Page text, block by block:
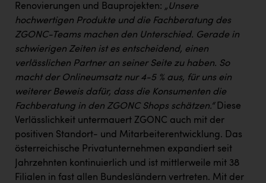
SCRI - Salzburg Cancer Research Institute
SCHMACHTL GmbH
Schwingshandl - automation technology gmbh
Seher + Partner
Smurfit Westrock Nettingsdorf
TCL
TGW Logistics
TRAILOMAT & Cycling Austria
Renovierungen und Bauprojekten: „Unsere
hochwertigen Produkte und die Fachberatung des
ZGONC-Teams machen den Unterschied. Gerade in
schwierigen Zeiten ist es entscheidend, einen
verlässlichen Partner an seiner Seite zu haben. So
macht der Onlineumsatz nur 4-5 % aus, für uns ein
weiterer Beweis dafür, dass die Konsumenten die
Fachberatung in den ZGONC Shops schätzen.“Diese
Verlässlichkeit untermauert ZGONC auch mit der
positiven Standort- und Mitarbeiterentwicklung. Das
österreichische Privatunternehmen expandiert seit
Jahrzehnten kontinuierlich und ist mittlerweile mit 38
Filialen in fast allen Bundesländern vertreten. Mit der